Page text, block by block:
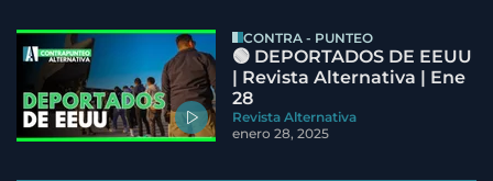
CONTRA - PUNTEO
🟢 DEPORTADOS DE EEUU
| Revista Alternativa | Ene
28
Revista Alternativa
enero 28, 2025